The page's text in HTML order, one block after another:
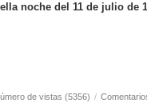
noche del 11 de julio de
de vistas (5356) /